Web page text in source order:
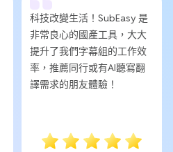
科技改變生活！SubEasy 是
非常良心的國產工具，大大
提升了我們字幕組的工作效
率，推薦同行或有AI聽寫翻
譯需求的朋友體驗！